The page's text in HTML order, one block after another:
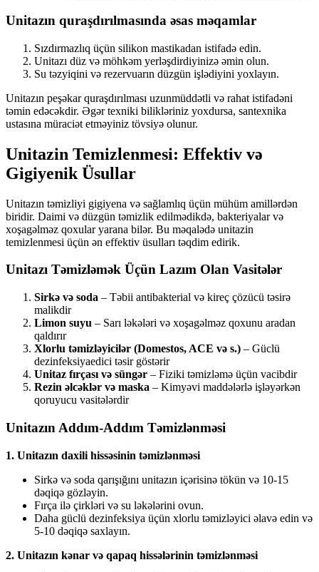
Unitazın quraşdırılmasında əsas məqamlar
Sızdırmazlıq üçün silikon mastikadan istifadə edin.
Unitazı düz və möhkəm yerləşdirdiyinizə əmin olun.
Su təzyiqini və rezervuarın düzgün işlədiyini yoxlayın.
Unitazın peşəkar quraşdırılması uzunmüddətli və rahat istifadəni
təmin edəcəkdir. Əgər texniki bilikləriniz yoxdursa, santexnika
ustasına müraciət etməyiniz tövsiyə olunur.
Unitazin Temizlenmesi: Effektiv və
Gigiyenik Üsullar
Unitazın təmizliyi gigiyena və sağlamlıq üçün mühüm amillərdən
biridir. Daimi və düzgün təmizlik edilmədikdə, bakteriyalar və
xoşagəlməz qoxular yarana bilər. Bu məqalədə unitazin
temizlenmesi üçün ən effektiv üsulları təqdim edirik.
Unitazı Təmizləmək Üçün Lazım Olan Vasitələr
Sirkə və soda – Təbii antibakterial və kireç çözücü təsirə
malikdir
Limon suyu – Sarı ləkələri və xoşagəlməz qoxunu aradan
qaldırır
Xlorlu təmizləyicilər (Domestos, ACE və s.) – Güclü
dezinfeksiyaedici təsir göstərir
Unitaz fırçası və süngər – Fiziki təmizləmə üçün vacibdir
Rezin əlcəklər və maska – Kimyəvi maddələrlə işləyərkən
qoruyucu vasitələrdir
Unitazın Addım-Addım Təmizlənməsi
1. Unitazın daxili hissəsinin təmizlənməsi
Sirkə və soda qarışığını unitazın içərisinə tökün və 10-15
dəqiqə gözləyin.
Fırça ilə çirkləri və su ləkələrini ovun.
Daha güclü dezinfeksiya üçün xlorlu təmizləyici əlavə edin və
5-10 dəqiqə saxlayın.
2. Unitazın kənar və qapaq hissələrinin təmizlənməsi